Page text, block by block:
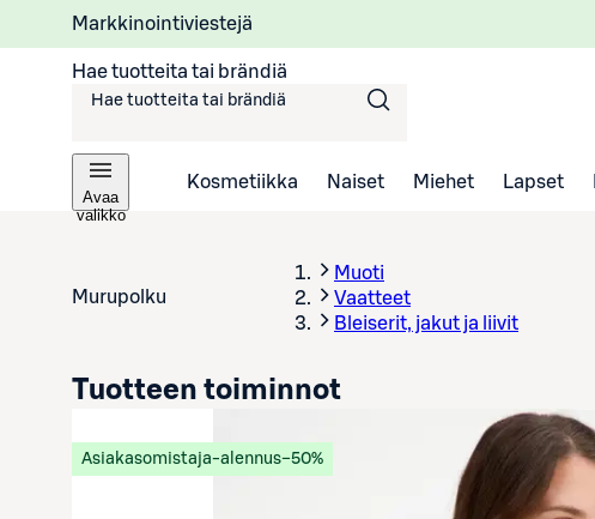
Markkinointiviestejä
Hae tuotteita tai brändiä
Avaa
valikko
Kosmetiikka Naiset Miehet Lapset
Murupolku
Muoti
Vaatteet
Bleiserit, jakut ja liivit
Asiakasomistaja-alennus−50%
Tuotteen toiminnot